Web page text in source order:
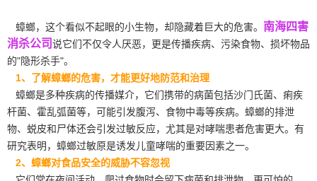
蟑螂，这个看似不起眼的小生物，却隐藏着巨大的危害。 南海四害
消杀公司说它们不仅令人厌恶，更是传播疾病、污染食物、损坏物品
的"隐形杀手"。
1、了解蟑螂的危害，才能更好地防范和治理
蟑螂是多种疾病的传播媒介，它们携带的病菌包括沙门氏菌、痢疾
杆菌、霍乱弧菌等，可能引发腹泻、食物中毒等疾病。蟑螂的排泄
物、蜕皮和尸体还会引发过敏反应，尤其是对哮喘患者危害更大。有
研究表明，蟑螂过敏原是诱发儿童哮喘的重要因素之一。
2、蟑螂对食品安全的威胁不容忽视